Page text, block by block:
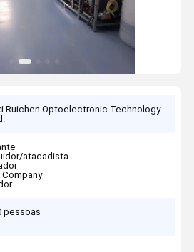
Ruichen Optoelectronic Technology
atacadista
pessoas